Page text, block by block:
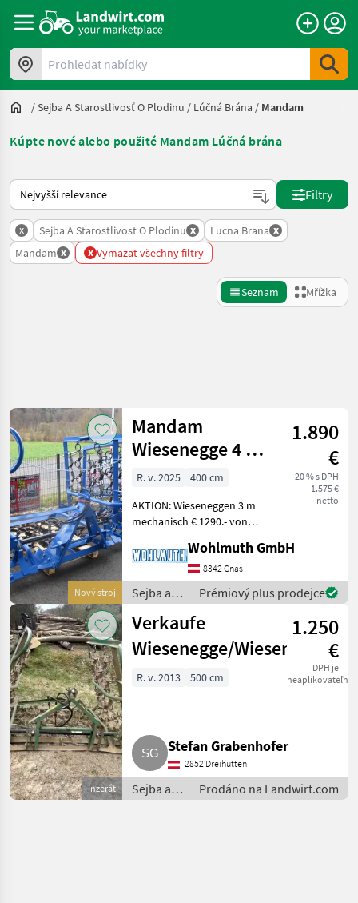
Prohledat nabídky
/Sejba A Starostlivosť O Plodinu / Lúčná Brána / Mandam
Kúpte nové alebo použité Mandam Lúčná brána
Takto se řadí nabídky na Landwirt.com
Filtry
x Sejba A Starostlivost O Plodinu x Lucna Brana x
Mandam x x Vymazat všechny filtry
Seznam Mřížka
Kategorie 4 Země Filtry
AKTUÁLNÍ
CESTA
poľnohospodárska
technika
Sejba A
Starostlivost
O Plodinu
Lucna
Brana
Mandam
VYBRAT
KATEGORII
Mandam
Stekro
Wölfleder
Obnovit
Zobrazit
výsledků
Nový stroj
Mandam
Wiesenegge 4 m
Hydr.Klappbar
1.890
€
20 % s DPH
1.575 €
netto
R. v. 2025
400 cm
AKTION: Wieseneggen 3 m
mechanisch € 1290.- von
hydraulisch mit
mechanischer Verriegelung,
Sejba a starostlivosť o
plodinu Lúčná brána
Wohlmuth GmbH
8342 Gnas
Sejba a
starostlivosť
o plodinu
/ Mandam
Prémiový plus prodejce
Inzerát
Verkaufe
Wiesenegge/
1.250
€
DPH je
neaplikovateľné
R. v. 2013 500 cm
Stefan Grabenhofer
2852 Dreihütten
Sejba a
starostlivosť
Prodáno na Landwirt.com